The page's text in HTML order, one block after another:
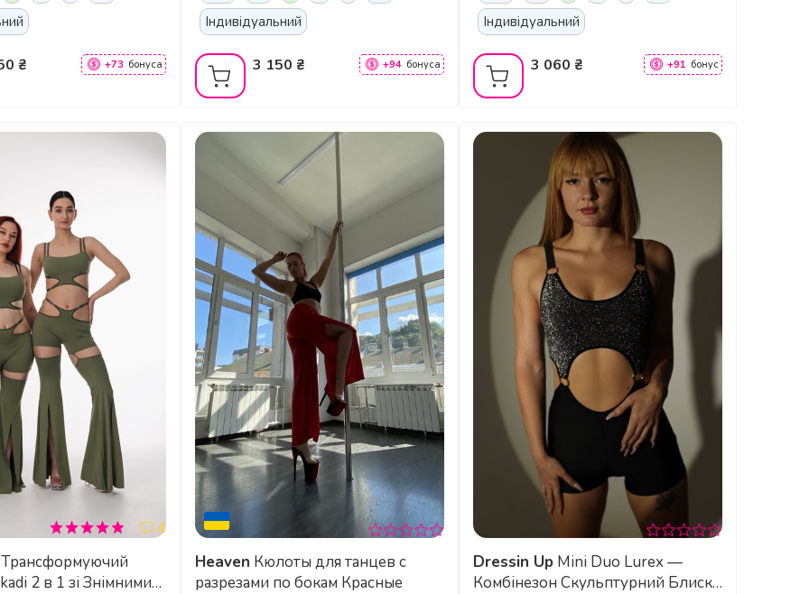
₴ +73 бонуса
Індивідуальний
3 150 ₴ +94 бонуса
Індивідуальний
3 060 ₴ +91 бонус
4
2 в 1 зі Знімними
Heaven
разрезами по бокам Красные
Dressin Up
Комбінезон Скульптурний Блиск,